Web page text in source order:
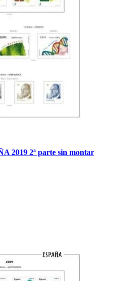
2019 2ª parte sin montar